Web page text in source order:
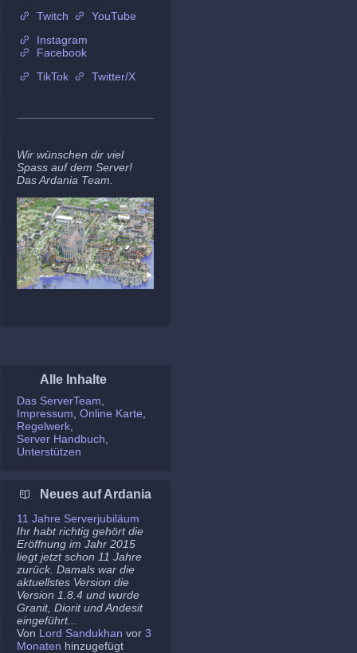
Twitch
YouTube
Instagram
Facebook
TikTok
Twitter/X
Wir wünschen dir viel
Spass auf dem Server!
Das Ardania Team.
Alle Inhalte
Das ServerTeam
Impressum Online Karte
Regelwerk
Server Handbuch
Unterstützen
Neues auf Ardania
11 Jahre Serverjubiläum
Ihr habt richtig gehört die
Eröffnung im Jahr 2015
liegt jetzt schon 11 Jahre
zurück. Damals war die
aktuellstes Version die
Version 1.8.4 und wurde
Granit, Diorit und Andesit
eingeführt...
Von Lord Sandukhan vor 3
Monaten hinzugefügt